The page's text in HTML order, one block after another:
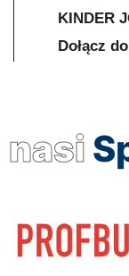
KINDER
Dołącz
nasi